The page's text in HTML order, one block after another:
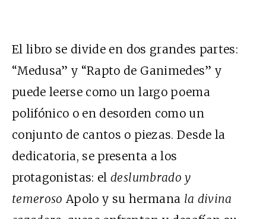
El libro se divide en dos grandes partes:
“Medusa” y “Rapto de Ganimedes” y
puede leerse como un largo poema
polifónico o en desorden como un
conjunto de cantos o piezas. Desde la
dedicatoria, se presenta a los
protagonistas: eldeslumbrado y
temeroso Apolo y su hermana la divina